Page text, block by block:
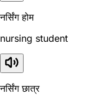
नर्सिंग होम
nursing student
नर्सिंग छात्र